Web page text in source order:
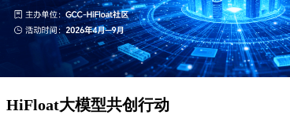
HiFloat大模型共创行动